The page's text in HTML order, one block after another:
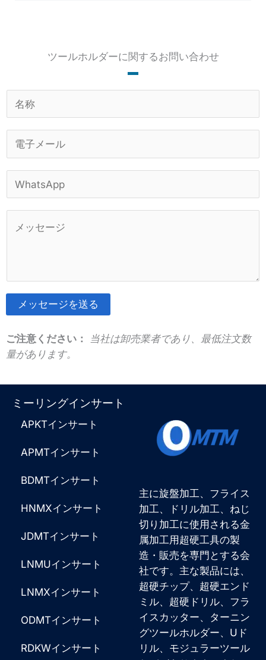
ツールホルダーに関するお問い合わせ
*
メ
ー
ル
*
a
p
ま
た
ッ
セ
ジ
メッセージを送る
れ
に
わ
る
ご注意ください：
当社は卸売業者であり、最低注文数
量があります。
主に旋盤加工、フライス
加工、ドリル加工、ねじ
切り加工に使用される金
属加工用超硬工具の製
造・販売を専門とする会
社です。主な製品には、
超硬チップ、超硬エンド
ミル、超硬ドリル、フラ
イスカッター、ターニン
グツールホルダー、Uド
リル、モジュラーツール
ミーリングインサート
APKTインサート
APMTインサート
BDMTインサート
HNMXインサート
JDMTインサート
LNMUインサート
LNMXインサート
ODMTインサート
RDKWインサート